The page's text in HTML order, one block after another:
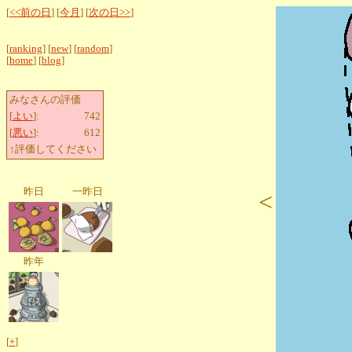
[<<前の日 ] [今月 ] [次の日>>]
[ranking] [new] [random]
[home] [blog]
みなさんの評価
[よい]:
742
[悪い]:
612
↑評価してください
昨日 一昨日
昨年
[+]
<